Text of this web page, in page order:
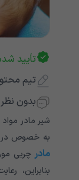
تأیید
تیم
بدون نظر
شیر مادر
به خصوص در
مادر چربی
بنابراین،